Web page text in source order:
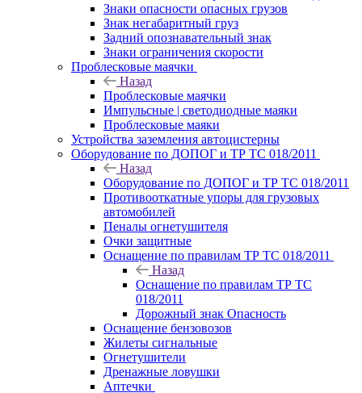
Знаки опасности опасных грузов
Знак негабаритный груз
Задний опознавательный знак
Знаки ограничения скорости
Проблесковые маячки
Назад
Проблесковые маячки
Импульсные | светодиодные маяки
Проблесковые маяки
Устройства заземления автоцистерны
Оборудование по ДОПОГ и ТР ТС 018/2011
Назад
Оборудование по ДОПОГ и ТР ТС 018/2011
Противооткатные упоры для грузовых
автомобилей
Пеналы огнетушителя
Очки защитные
Оснащение по правилам ТР ТС 018/2011
Назад
Оснащение по правилам ТР ТС
018/2011
Дорожный знак Опасность
Оснащение бензовозов
Жилеты сигнальные
Огнетушители
Дренажные ловушки
Аптечки